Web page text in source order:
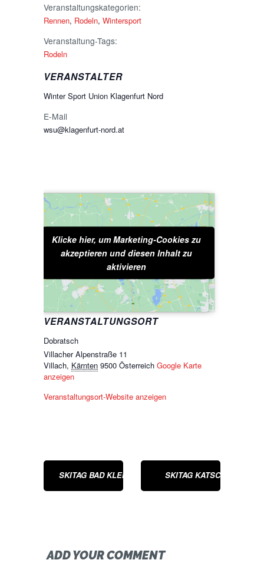
Veranstaltungskategorien:
Rennen, Rodeln, Wintersport
Veranstaltung-Tags:
Rodeln
VERANSTALTER
Winter Sport Union Klagenfurt Nord
E-Mail
wsu@klagenfurt-nord.at
VERANSTALTUNGSORT
Dobratsch
Villacher Alpenstraße 11
Villach, Kärnten 9500 Österreich Google Karte
anzeigen
Veranstaltungsort-Website anzeigen
Klicke hier, um Marketing-Cookies zu
akzeptieren und diesen Inhalt zu
aktivieren
Klicke hier, um Marketing-Cookies zu
akzeptieren und diesen Inhalt zu
aktivieren
SKITAG BAD KLEINKIRCHHEIMSKITAG KATSCHBERG
ADD YOUR COMMENT